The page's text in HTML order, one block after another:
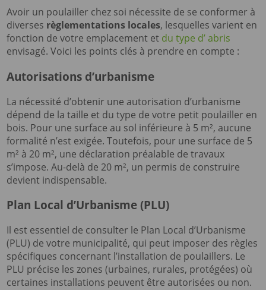
Avoir un poulailler chez soi nécessite de se conformer à
diverses règlementations locales, lesquelles varient en
fonction de votre emplacement et du type d’ abris
envisagé. Voici les points clés à prendre en compte :
Autorisations d’urbanisme
La nécessité d’obtenir une autorisation d’urbanisme
dépend de la taille et du type de votre petit poulailler en
bois. Pour une surface au sol inférieure à 5 m², aucune
formalité n’est exigée. Toutefois, pour une surface de 5
m² à 20 m², une déclaration préalable de travaux
s’impose. Au-delà de 20 m², un permis de construire
devient indispensable.
Plan Local d’Urbanisme (PLU)
Il est essentiel de consulter le Plan Local d’Urbanisme
(PLU) de votre municipalité, qui peut imposer des règles
spécifiques concernant l’installation de poulaillers. Le
PLU précise les zones (urbaines, rurales, protégées) où
certaines installations peuvent être autorisées ou non.